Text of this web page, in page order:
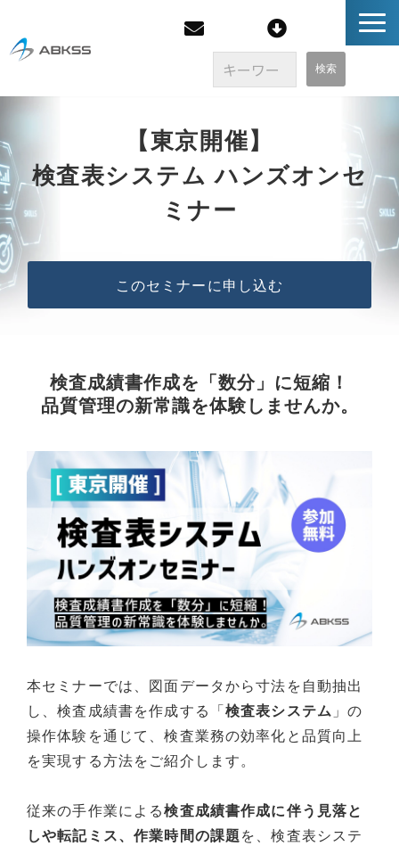
製品/FAQ
サービス
オンラインストア
採用情報
【東京開催】
検査表システム ハンズオンセ
ミナー
このセミナーに申し込む
検査成績書作成を「数分」に短縮！
品質管理の新常識を体験しませんか。
本セミナーでは、図面データから寸法を自動抽出
し、検査成績書を作成する「検査表システム 」の
操作体験を通じて、検査業務の効率化と品質向上
を実現する方法をご紹介します。
従来の手作業による検査成績書作成に伴う見落と
しや転記ミス、作業時間の課題を、検査表システ